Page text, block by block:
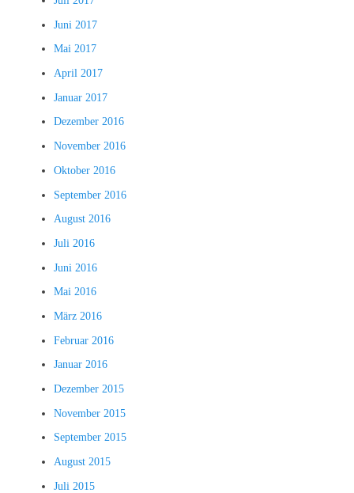
Juni 2017
Mai 2017
April 2017
Januar 2017
Dezember 2016
November 2016
Oktober 2016
September 2016
August 2016
Juli 2016
Juni 2016
Mai 2016
März 2016
Februar 2016
Januar 2016
Dezember 2015
November 2015
September 2015
August 2015
Juli 2015